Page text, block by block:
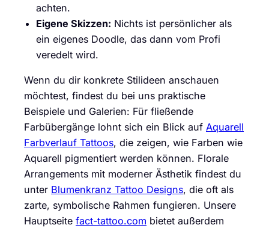
achten.
Eigene Skizzen: Nichts ist persönlicher als
ein eigenes Doodle, das dann vom Profi
veredelt wird.
Wenn du dir konkrete Stilideen anschauen
möchtest, findest du bei uns praktische
Beispiele und Galerien: Für fließende
Farbübergänge lohnt sich ein Blick auf Aquarell
Farbverlauf Tattoos, die zeigen, wie Farben wie
Aquarell pigmentiert werden können. Florale
Arrangements mit moderner Ästhetik findest du
unter Blumenkranz Tattoo Designs, die oft als
zarte, symbolische Rahmen fungieren. Unsere
Hauptseite fact-tattoo.com bietet außerdem